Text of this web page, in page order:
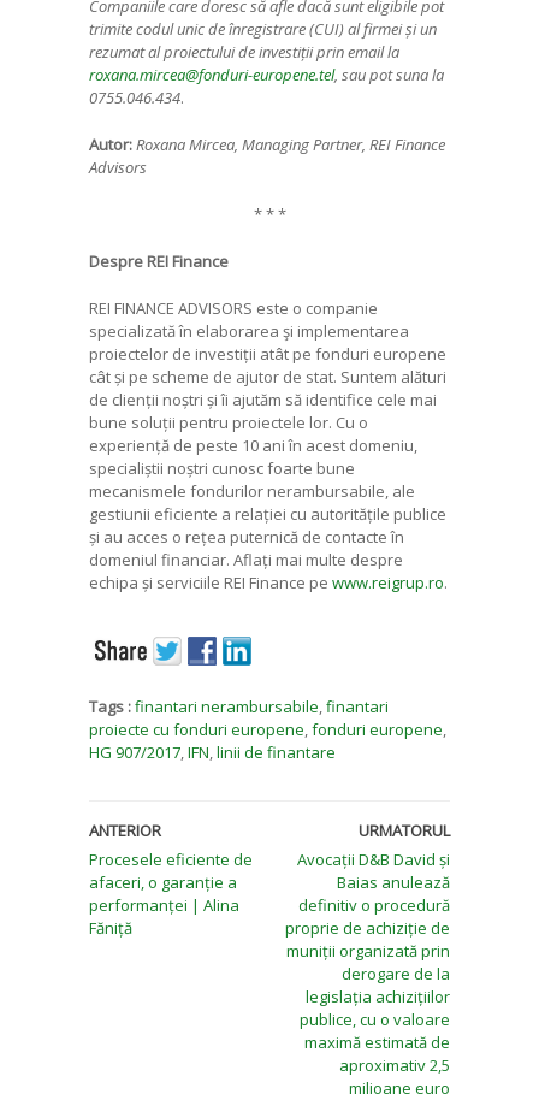
Companiile care doresc să afle dacă sunt eligibile pot
trimite codul unic de înregistrare (CUI) al firmei și un
rezumat al proiectului de investiții prin email la
roxana.mircea@fonduri-europene.tel, sau pot suna la
0755.046.434.
Autor:Roxana Mircea, Managing Partner, REI Finance
Advisors
* * *
Despre REI Finance
REI FINANCE ADVISORS este o companie
specializată în elaborarea şi implementarea
proiectelor de investiții atât pe fonduri europene
cât și pe scheme de ajutor de stat. Suntem alături
de clienții noștri și îi ajutăm să identifice cele mai
bune soluții pentru proiectele lor. Cu o
experiență de peste 10 ani în acest domeniu,
specialiștii noștri cunosc foarte bune
mecanismele fondurilor nerambursabile, ale
gestiunii eficiente a relației cu autoritățile publice
și au acces o rețea puternică de contacte în
domeniul financiar. Aflați mai multe despre
echipa și serviciile REI Finance pe www.reigrup.ro.
Tags :finantari nerambursabile,finantari
proiecte cu fonduri europene,fonduri europene,
HG 907/2017,IFN,linii de finantare
ANTERIOR
Procesele eficiente de
afaceri, o garanție a
performanței | Alina
Făniță
URMATORUL
Avocații D&B David și
Baias anulează
definitiv o procedură
proprie de achiziție de
muniții organizată prin
derogare de la
legislația achizițiilor
publice, cu o valoare
maximă estimată de
aproximativ 2,5
milioane euro